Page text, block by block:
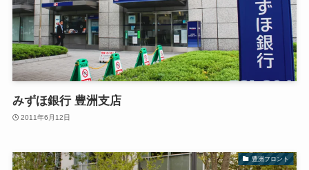
みずほ銀行 豊洲支店
2011年6月12日
豊洲フロント